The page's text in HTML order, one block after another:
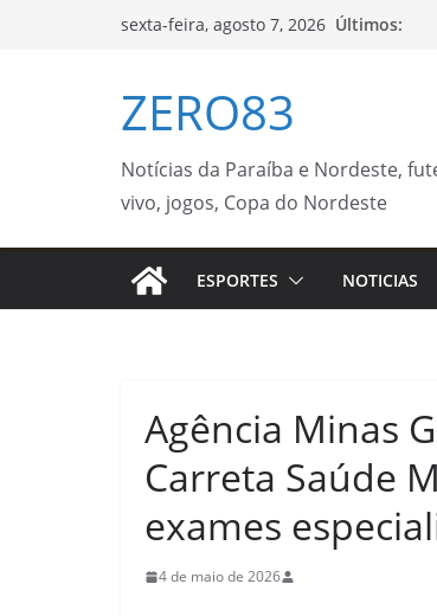
sexta-feira, agosto 7, 2026 Últimos:
ZERO83
Notícias da Paraíba e Nordeste,
vivo, jogos, Copa do Nordeste
ESPORTES NOTICIAS
Agência Minas
Carreta Saúde
exames
4 de maio de 2026